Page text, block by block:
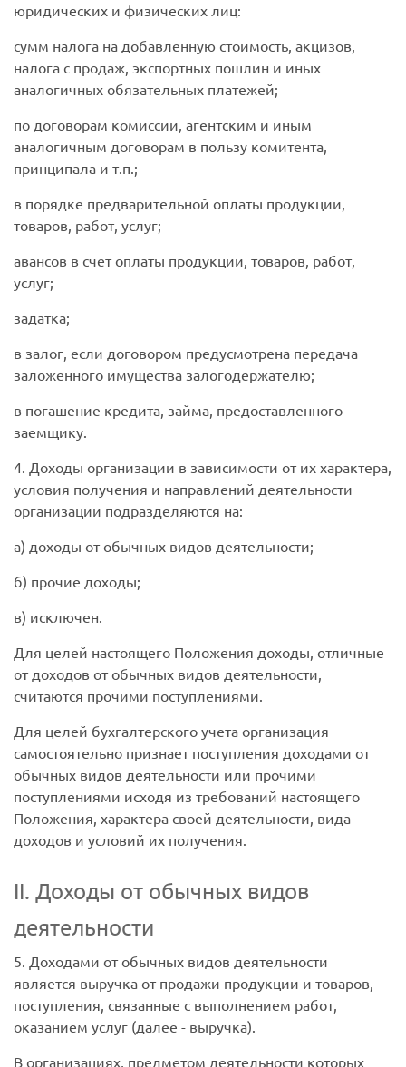
юридических и физических лиц:
сумм налога на добавленную стоимость, акцизов,
налога с продаж, экспортных пошлин и иных
аналогичных обязательных платежей;
по договорам комиссии, агентским и иным
аналогичным договорам в пользу комитента,
принципала и т.п.;
в порядке предварительной оплаты продукции,
товаров, работ, услуг;
авансов в счет оплаты продукции, товаров, работ,
услуг;
задатка;
в залог, если договором предусмотрена передача
заложенного имущества залогодержателю;
в погашение кредита, займа, предоставленного
заемщику.
4. Доходы организации в зависимости от их характера,
условия получения и направлений деятельности
организации подразделяются на:
а) доходы от обычных видов деятельности;
б) прочие доходы;
в) исключен.
Для целей настоящего Положения доходы, отличные
от доходов от обычных видов деятельности,
считаются прочими поступлениями.
Для целей бухгалтерского учета организация
самостоятельно признает поступления доходами от
обычных видов деятельности или прочими
поступлениями исходя из требований настоящего
Положения, характера своей деятельности, вида
доходов и условий их получения.
II. Доходы от обычных видов
деятельности
5. Доходами от обычных видов деятельности
является выручка от продажи продукции и товаров,
поступления, связанные с выполнением работ,
оказанием услуг (далее - выручка).
В организациях, предметом деятельности которых